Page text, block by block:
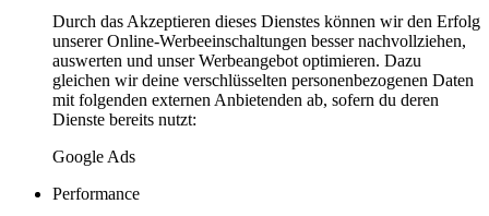
Durch das Akzeptieren dieses Dienstes können wir den Erfolg
unserer Online-Werbeeinschaltungen besser nachvollziehen,
auswerten und unser Werbeangebot optimieren. Dazu
gleichen wir deine verschlüsselten personenbezogenen Daten
mit folgenden externen Anbietenden ab, sofern du deren
Dienste bereits nutzt:
Google Ads
Performance